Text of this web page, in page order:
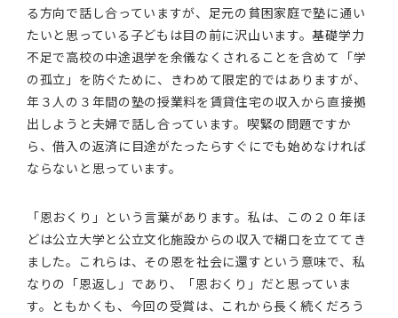
る方向で話し合っていますが、足元の貧困家庭で塾に通い
たいと思っている子どもは目の前に沢山います。基礎学力
不足で高校の中途退学を余儀なくされることを含めて「学
の孤立」を防ぐために、きわめて限定的ではありますが、
年３人の３年間の塾の授業料を賃貸住宅の収入から直接拠
出しようと夫婦で話し合っています。喫緊の問題ですか
ら、借入の返済に目途がたったらすぐにでも始めなければ
ならないと思っています。
「恩おくり」という言葉があります。私は、この２０年ほ
どは公立大学と公立文化施設からの収入で糊口を立ててき
ました。これらは、その恩を社会に還すという意味で、私
なりの「恩返し」であり、「恩おくり」だと思っていま
す。ともかくも、今回の受賞は、これから長く続くだろう